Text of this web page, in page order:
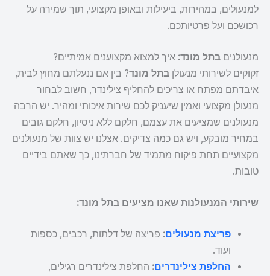
למנעולים, במהירות, ביעילות ובאופן מקצועי, תוך שמירה על
רכושכם ועל פרטיותכם.
מנעולנים בתל מונד: איך למצוא מקצוענים אמיתיים?
זקוקים לשירותי מנעולן בתל מונד? בין אם ננעלתם מחוץ לבית,
איבדתם מפתח או צריכים להחליף צילינדר, חשוב לבחור
מנעולן מקצועי ואמין שיעניק לכם שירות איכותי ומהיר. יש הרבה
מנעולנים שמציעים את עצמם, חלקם ללא ניסיון, חלקם גובים
במחיר מובקע, ויש גם כמה צדיקים. אצלנו יש צוות של מנעולנים
מקצועיים תחת פיקוח מתמיד של חברתינו, כך שאתם בידיים
טובות.
שירותי המנעולנות שאנו מציעים בתל מונד:
פריצת מנעולים: פריצה של דלתות, רכבים, כספות
ועוד.
החלפת צילינדרים: החלפת צילינדרים רגילים,